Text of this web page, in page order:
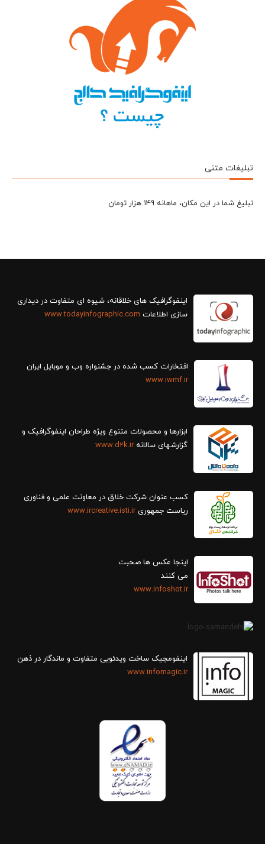
تبلیغات متنی
تبلیغ شما در این مکان، ماهانه 149 هزار تومان
سازی اطلاعات www.todayinfographic.com
افتخارات کسب شده در جشنواره وب و موبایل ایران
www.iwmf.ir
ابزارها و محصولات متنوع ویژه طراحان اینفوگرافیک و
گزارش‎های سالانه
www.d2k.ir
کسب عنوان شرکت خلاق در معاونت علمی و فناوری
ریاست جمهوریwww.ircreative.isti.ir
اینجا عکس ها صحبت
می کنند
www.infoshot.ir
اینفومجیک ساخت ویدئویی متفاوت و ماندگار در ذهن
www.infomagic.ir